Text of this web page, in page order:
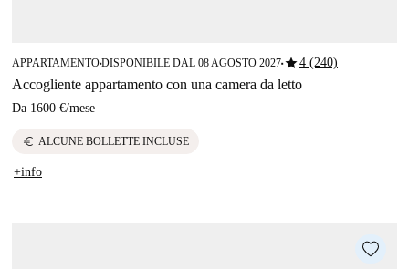
APPARTAMENTO■DISPONIBILE DAL 08 AGOSTO 2027■star4 (240)
Accogliente appartamento con una camera da letto
Da 1600 €/mese
euro ALCUNE BOLLETTE INCLUSE
+info